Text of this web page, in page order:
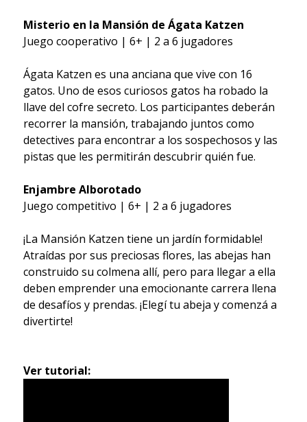
Misterio en la Mansión de Ágata Katzen
Juego cooperativo | 6+ | 2 a 6 jugadores
Ágata Katzen es una anciana que vive con 16
gatos. Uno de esos curiosos gatos ha robado la
llave del cofre secreto. Los participantes deberán
recorrer la mansión, trabajando juntos como
detectives para encontrar a los sospechosos y las
pistas que les permitirán descubrir quién fue.
Enjambre Alborotado
Juego competitivo | 6+ | 2 a 6 jugadores
¡La Mansión Katzen tiene un jardín formidable!
Atraídas por sus preciosas flores, las abejas han
construido su colmena allí, pero para llegar a ella
deben emprender una emocionante carrera llena
de desafíos y prendas. ¡Elegí tu abeja y comenzá a
divertirte!
Ver tutorial: